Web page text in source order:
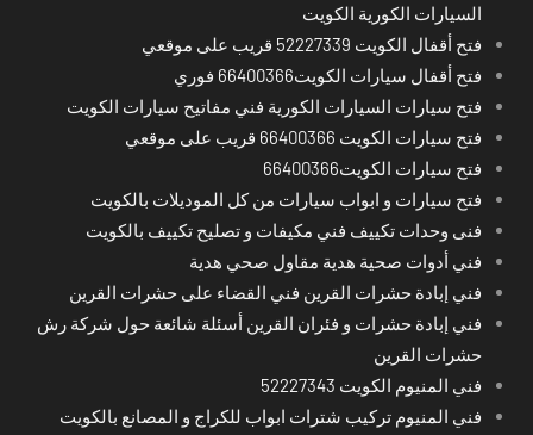
السيارات الكورية الكويت
فتح أقفال الكويت 52227339 قريب على موقعي
فتح أقفال سيارات الكويت66400366 فوري
فتح سيارات السيارات الكورية فني مفاتيح سيارات الكويت
فتح سيارات الكويت 66400366 قريب على موقعي
فتح سيارات الكويت66400366
فتح سيارات و ابواب سيارات من كل الموديلات بالكويت
فنى وحدات تكييف فني مكيفات و تصليح تكييف بالكويت
فني أدوات صحية هدية مقاول صحي هدية
فني إبادة حشرات القرين فني القضاء على حشرات القرين
فني إبادة حشرات و فئران القرين أسئلة شائعة حول شركة رش
حشرات القرين
فني المنيوم الكويت 52227343
فني المنيوم تركيب شترات ابواب للكراج و المصانع بالكويت